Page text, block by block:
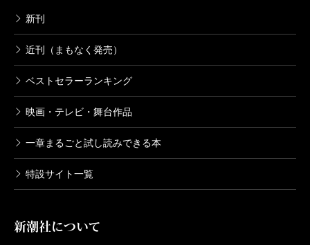
新刊
近刊（まもなく発売）
ベストセラーランキング
映画・テレビ・舞台作品
一章まるごと試し読みできる本
特設サイト一覧
新潮社について